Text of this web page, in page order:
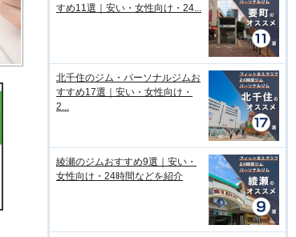
すめ11選｜安い・女性向け・24...
北千住のジム・パーソナルジムお
すすめ17選｜安い・女性向け・
2...
綾瀬のジムおすすめ9選｜安い・
女性向け・24時間などを紹介